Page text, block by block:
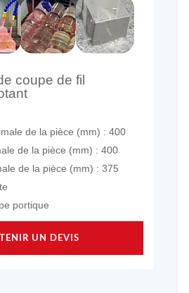
coupe de fil
de la pièce (mm) : 400
de la pièce (mm) : 400
de la pièce (mm) : 375
portique
UN DEVIS